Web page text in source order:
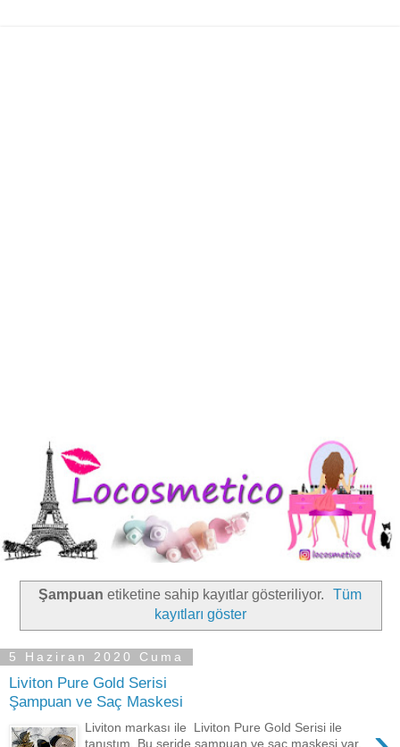
Şampuan etiketine sahip kayıtlar gösteriliyor.
Tüm
kayıtları göster
5 Haziran 2020 Cuma
Liviton Pure Gold Serisi
Şampuan ve Saç Maskesi
Liviton markası ile Liviton Pure Gold Serisi ile
tanıştım. Bu seride şampuan ve saç maskesi var.